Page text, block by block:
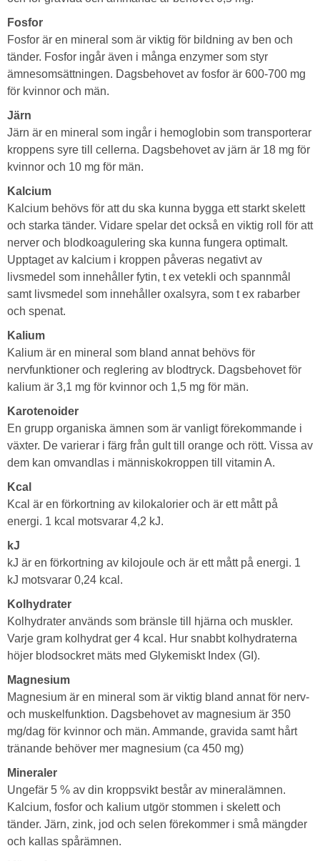
Fosfor
Fosfor är en mineral som är viktig för bildning av ben och
tänder. Fosfor ingår även i många enzymer som styr
ämnesomsättningen. Dagsbehovet av fosfor är 600-700 mg
för kvinnor och män.
Järn
Järn är en mineral som ingår i hemoglobin som transporterar
kroppens syre till cellerna. Dagsbehovet av järn är 18 mg för
kvinnor och 10 mg för män.
Kalcium
Kalcium behövs för att du ska kunna bygga ett starkt skelett
och starka tänder. Vidare spelar det också en viktig roll för att
nerver och blodkoagulering ska kunna fungera optimalt.
Upptaget av kalcium i kroppen påveras negativt av
livsmedel som innehåller fytin, t ex vetekli och spannmål
samt livsmedel som innehåller oxalsyra, som t ex rabarber
och spenat.
Kalium
Kalium är en mineral som bland annat behövs för
nervfunktioner och reglering av blodtryck. Dagsbehovet för
kalium är 3,1 mg för kvinnor och 1,5 mg för män.
Karotenoider
En grupp organiska ämnen som är vanligt förekommande i
växter. De varierar i färg från gult till orange och rött. Vissa av
dem kan omvandlas i människokroppen till vitamin A.
Kcal
Kcal är en förkortning av kilokalorier och är ett mått på
energi. 1 kcal motsvarar 4,2 kJ.
kJ
kJ är en förkortning av kilojoule och är ett mått på energi. 1
kJ motsvarar 0,24 kcal.
Kolhydrater
Kolhydrater används som bränsle till hjärna och muskler.
Varje gram kolhydrat ger 4 kcal. Hur snabbt kolhydraterna
höjer blodsockret mäts med Glykemiskt Index (GI).
Magnesium
Magnesium är en mineral som är viktig bland annat för nerv-
och muskelfunktion. Dagsbehovet av magnesium är 350
mg/dag för kvinnor och män. Ammande, gravida samt hårt
tränande behöver mer magnesium (ca 450 mg)
Mineraler
Ungefär 5 % av din kroppsvikt består av mineralämnen.
Kalcium, fosfor och kalium utgör stommen i skelett och
tänder. Järn, zink, jod och selen förekommer i små mängder
och kallas spårämnen.